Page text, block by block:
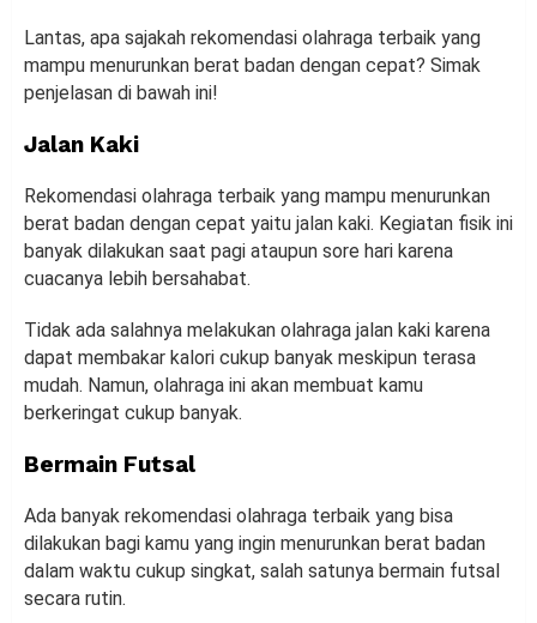
Lantas, apa sajakah rekomendasi olahraga terbaik yang
mampu menurunkan berat badan dengan cepat? Simak
penjelasan di bawah ini!
Jalan Kaki
Rekomendasi olahraga terbaik yang mampu menurunkan
berat badan dengan cepat yaitu jalan kaki. Kegiatan fisik ini
banyak dilakukan saat pagi ataupun sore hari karena
cuacanya lebih bersahabat.
Tidak ada salahnya melakukan olahraga jalan kaki karena
dapat membakar kalori cukup banyak meskipun terasa
mudah. Namun, olahraga ini akan membuat kamu
berkeringat cukup banyak.
Bermain Futsal
Ada banyak rekomendasi olahraga terbaik yang bisa
dilakukan bagi kamu yang ingin menurunkan berat badan
dalam waktu cukup singkat, salah satunya bermain futsal
secara rutin.